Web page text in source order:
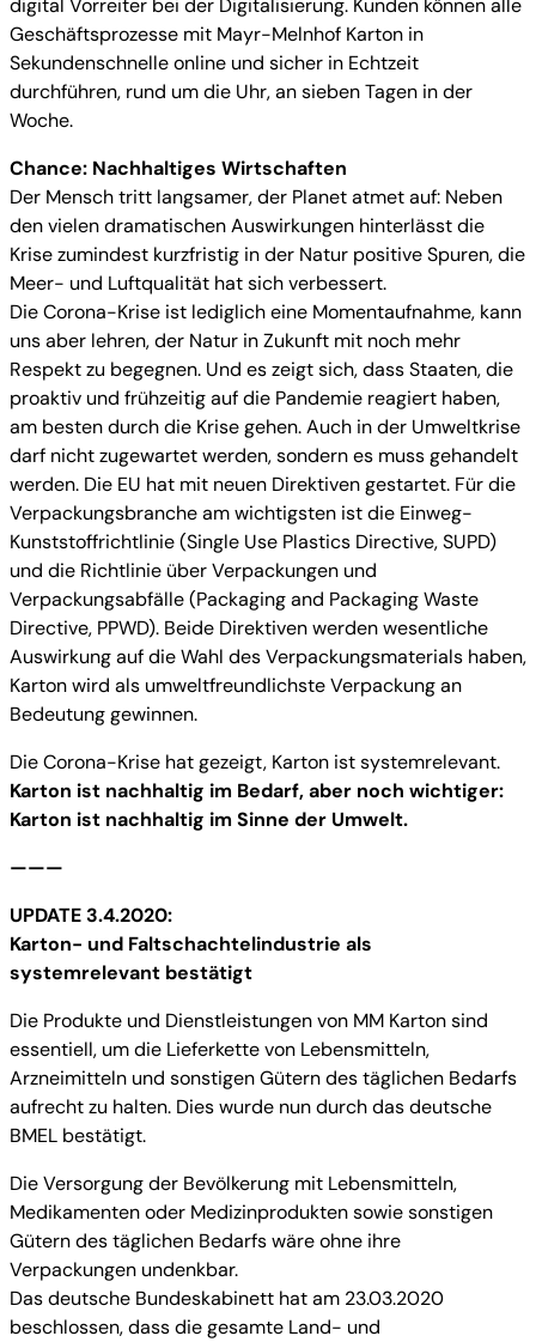
digital Vorreiter bei der Digitalisierung. Kunden können alle
Geschäftsprozesse mit Mayr-Melnhof Karton in
Sekundenschnelle online und sicher in Echtzeit
durchführen, rund um die Uhr, an sieben Tagen in der
Woche.
Chance: Nachhaltiges Wirtschaften
Der Mensch tritt langsamer, der Planet atmet auf: Neben
den vielen dramatischen Auswirkungen hinterlässt die
Krise zumindest kurzfristig in der Natur positive Spuren, die
Meer- und Luftqualität hat sich verbessert.
Die Corona-Krise ist lediglich eine Momentaufnahme, kann
uns aber lehren, der Natur in Zukunft mit noch mehr
Respekt zu begegnen. Und es zeigt sich, dass Staaten, die
proaktiv und frühzeitig auf die Pandemie reagiert haben,
am besten durch die Krise gehen. Auch in der Umweltkrise
darf nicht zugewartet werden, sondern es muss gehandelt
werden. Die EU hat mit neuen Direktiven gestartet. Für die
Verpackungsbranche am wichtigsten ist die Einweg-
Kunststoffrichtlinie (Single Use Plastics Directive, SUPD)
und die Richtlinie über Verpackungen und
Verpackungsabfälle (Packaging and Packaging Waste
Directive, PPWD). Beide Direktiven werden wesentliche
Auswirkung auf die Wahl des Verpackungsmaterials haben,
Karton wird als umweltfreundlichste Verpackung an
Bedeutung gewinnen.
Die Corona-Krise hat gezeigt, Karton ist systemrelevant.
Karton ist nachhaltig im Bedarf, aber noch wichtiger:
Karton ist nachhaltig im Sinne der Umwelt.
———
UPDATE 3.4.2020:
Karton- und Faltschachtelindustrie als
systemrelevant bestätigt
Die Produkte und Dienstleistungen von MM Karton sind
essentiell, um die Lieferkette von Lebensmitteln,
Arzneimitteln und sonstigen Gütern des täglichen Bedarfs
aufrecht zu halten. Dies wurde nun durch das deutsche
BMEL bestätigt.
Die Versorgung der Bevölkerung mit Lebensmitteln,
Medikamenten oder Medizinprodukten sowie sonstigen
Gütern des täglichen Bedarfs wäre ohne ihre
Verpackungen undenkbar.
Das deutsche Bundeskabinett hat am 23.03.2020
beschlossen, dass die gesamte Land- und